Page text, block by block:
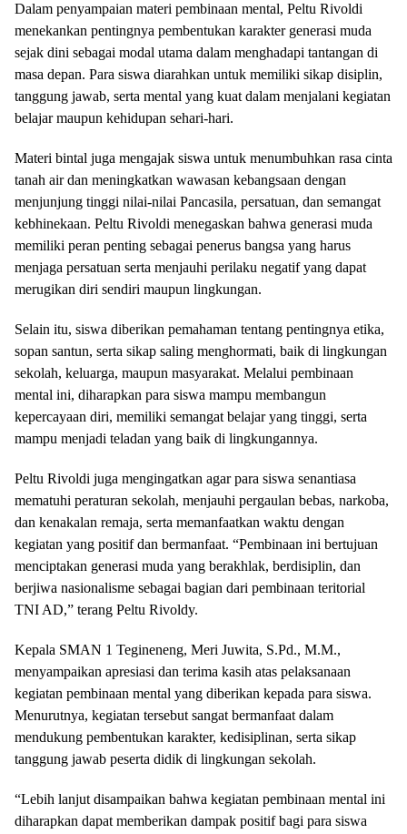
Dalam penyampaian materi pembinaan mental, Peltu Rivoldi
menekankan pentingnya pembentukan karakter generasi muda
sejak dini sebagai modal utama dalam menghadapi tantangan di
masa depan. Para siswa diarahkan untuk memiliki sikap disiplin,
tanggung jawab, serta mental yang kuat dalam menjalani kegiatan
belajar maupun kehidupan sehari-hari.
Materi bintal juga mengajak siswa untuk menumbuhkan rasa cinta
tanah air dan meningkatkan wawasan kebangsaan dengan
menjunjung tinggi nilai-nilai Pancasila, persatuan, dan semangat
kebhinekaan. Peltu Rivoldi menegaskan bahwa generasi muda
memiliki peran penting sebagai penerus bangsa yang harus
menjaga persatuan serta menjauhi perilaku negatif yang dapat
merugikan diri sendiri maupun lingkungan.
Selain itu, siswa diberikan pemahaman tentang pentingnya etika,
sopan santun, serta sikap saling menghormati, baik di lingkungan
sekolah, keluarga, maupun masyarakat. Melalui pembinaan
mental ini, diharapkan para siswa mampu membangun
kepercayaan diri, memiliki semangat belajar yang tinggi, serta
mampu menjadi teladan yang baik di lingkungannya.
Peltu Rivoldi juga mengingatkan agar para siswa senantiasa
mematuhi peraturan sekolah, menjauhi pergaulan bebas, narkoba,
dan kenakalan remaja, serta memanfaatkan waktu dengan
kegiatan yang positif dan bermanfaat. “Pembinaan ini bertujuan
menciptakan generasi muda yang berakhlak, berdisiplin, dan
berjiwa nasionalisme sebagai bagian dari pembinaan teritorial
TNI AD,” terang Peltu Rivoldy.
Kepala SMAN 1 Tegineneng, Meri Juwita, S.Pd., M.M.,
menyampaikan apresiasi dan terima kasih atas pelaksanaan
kegiatan pembinaan mental yang diberikan kepada para siswa.
Menurutnya, kegiatan tersebut sangat bermanfaat dalam
mendukung pembentukan karakter, kedisiplinan, serta sikap
tanggung jawab peserta didik di lingkungan sekolah.
“Lebih lanjut disampaikan bahwa kegiatan pembinaan mental ini
diharapkan dapat memberikan dampak positif bagi para siswa